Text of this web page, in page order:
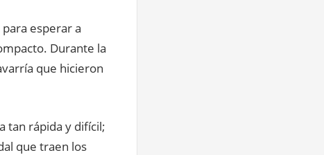
esperar a
Durante la
que hicieron
tan rápida y difícil;
que traen los